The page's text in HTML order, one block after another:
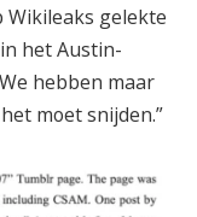
Wikileaks gelekte
het Austin-
hebben maar
moet snijden.”